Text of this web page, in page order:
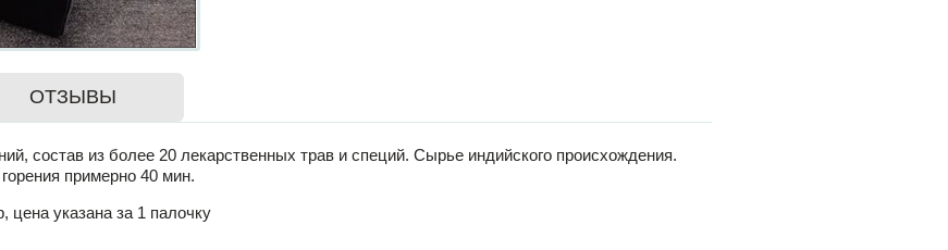
ОТЗЫВЫ
состав из более 20 лекарственных трав и специй. Сырье индийского происхождения.
примерно 40 мин.
цена указана за 1 палочку